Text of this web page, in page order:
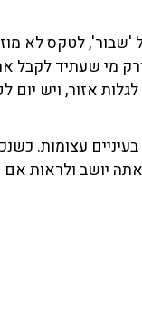
לטקס לא
מי שעתיד לקבל
אזור, ויש
עצומות.
יושב ולראות